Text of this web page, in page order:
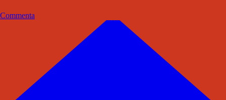
Commenta